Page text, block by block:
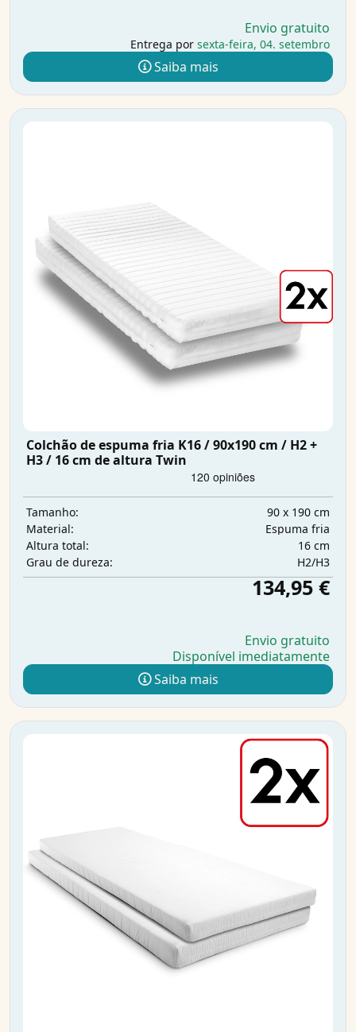
Envio gratuito
Entrega por sexta-feira, 04. setembro
Saiba mais
Colchão de espuma fria K16 / 90x190 cm / H2 +
H3 / 16 cm de altura Twin
Tamanho:
90 x 190 cm
Material:
Espuma fria
Altura total:
16 cm
Grau de dureza:
H2/H3
134,95 €
Envio gratuito
Disponível imediatamente
Saiba mais